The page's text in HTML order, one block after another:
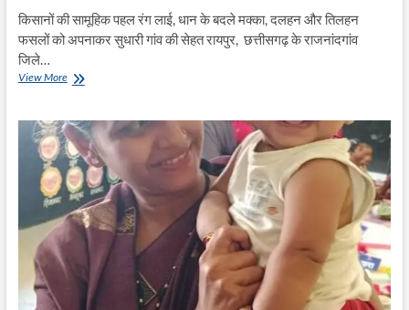
किसानों की सामूहिक पहल रंग लाई, धान के बदले मक्का, दलहन और तिलहन
फसलों को अपनाकर सुधारी गांव की सेहत रायपुर, छत्तीसगढ़ के राजनांदगांव
जिले…
View Moreराजनांदगांव
घुपसाल
बना
मिसाल-
कम
पानी
वाली
फसलों
से